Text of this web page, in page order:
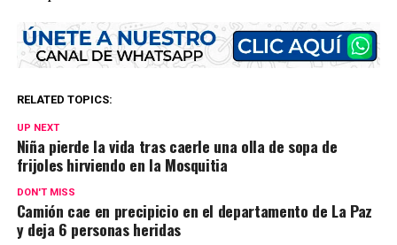
RELATED TOPICS:
UP NEXT
Niña pierde la vida tras caerle una olla de sopa de
frijoles hirviendo en la Mosquitia
DON'T MISS
Camión cae en precipicio en el departamento de La Paz
y deja 6 personas heridas